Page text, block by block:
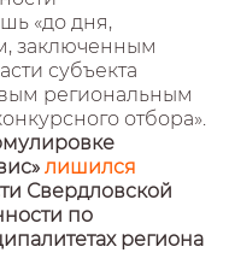
«до дня,
заключенным
субъекта
региональным
отбора».
лишился
Свердловской
по
региона